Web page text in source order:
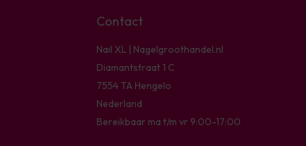
Contact
Nail XL | Nagelgroothandel.nl
Diamantstraat 1 C
7554 TA Hengelo
Nederland
Bereikbaar ma t/m vr 9:00-17:00